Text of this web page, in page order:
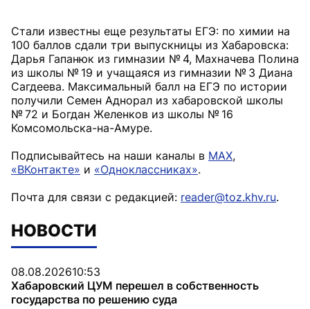
Стали известны еще результаты ЕГЭ: по химии на
100 баллов сдали три выпускницы из Хабаровска:
Дарья Гапанюк из гимназии № 4, Махначева Полина
из школы № 19 и учащаяся из гимназии № 3 Диана
Сагдеева. Максимальный балл на ЕГЭ по истории
получили Семен Аднорал из хабаровской школы
№ 72 и Богдан Желенков из школы № 16
Комсомольска-на-Амуре.
Подписывайтесь на наши каналы в MAX,
«ВКонтакте» и «Одноклассниках».
Почта для связи с редакцией: reader@toz.khv.ru.
НОВОСТИ
08.08.202610:53
Хабаровский ЦУМ перешел в собственность
государства по решению суда